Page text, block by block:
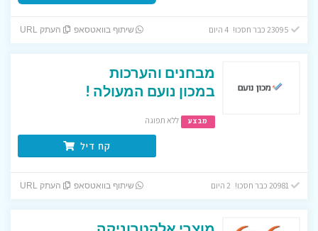
שיתוף בוואטסאפ העתק URL
מבחנים והערכות
במכון נועם המעולה !
מבצע ללא תפוגה
קח דיל
שיתוף בוואטסאפ העתק URL